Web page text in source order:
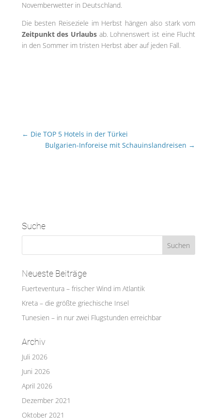
Novemberwetter in Deutschland.
Die besten Reiseziele im Herbst hängen also stark vom
Zeitpunkt des Urlaubs ab. Lohnenswert ist eine Flucht
in den Sommer im tristen Herbst aber auf jeden Fall.
← Die TOP 5 Hotels in der Türkei
Bulgarien-Inforeise mit Schauinslandreisen →
Suche
Neueste Beiträge
Fuerteventura – frischer Wind im Atlantik
Kreta – die größte griechische Insel
Tunesien – in nur zwei Flugstunden erreichbar
Archiv
Juli 2026
Juni 2026
April 2026
Dezember 2021
Oktober 2021